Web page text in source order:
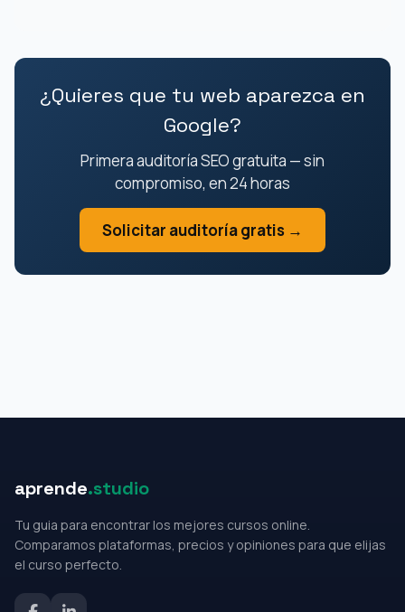
¿Quieres que tu web aparezca en
Google?
Primera auditoría SEO gratuita — sin
compromiso, en 24 horas
Solicitar auditoría gratis →
aprende.studio
Tu guia para encontrar los mejores cursos online.
Comparamos plataformas, precios y opiniones para que elijas
el curso perfecto.